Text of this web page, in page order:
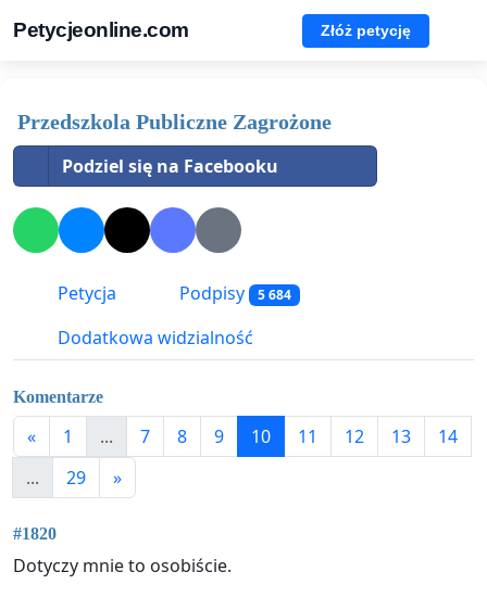
Petycjeonline.com Złóż petycję
Przedszkola Publiczne Zagrożone
Podziel się na Facebooku
Petycja Podpisy 5 684
Dodatkowa widzialność
Komentarze
« 1 ... 7 8 9 10 11 12 13
14
...
29 »
#1820
Dotyczy mnie to osobiście.